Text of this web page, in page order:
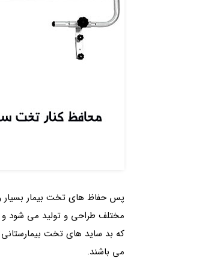
پس حفاظ های تخت بیمار بسیار
مختلف طراحی و تولید می شود و
که بد ساید های تخت
می باشند.